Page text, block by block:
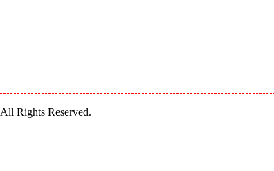
All Rights Reserved.